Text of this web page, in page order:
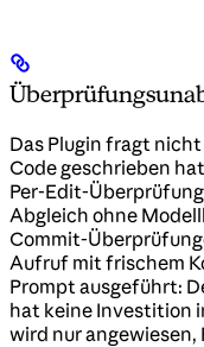
Das Plugin fragt
Code geschrieben
Per-Edit-
Abgleich ohne
Commit-
Aufruf mit frischem
Prompt ausgeführt:
hat keine Investition
wird nur angewiesen,